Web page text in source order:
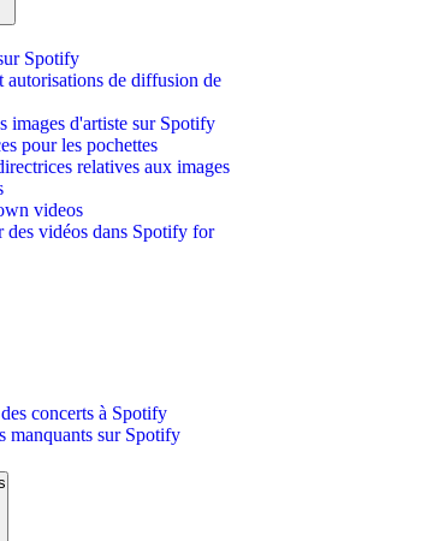
Spotify
autorisations de diffusion de
images d'artiste sur Spotify
pour les pochettes
relatives aux images
videos
des vidéos dans Spotify for
concerts à Spotify
manquants sur Spotify